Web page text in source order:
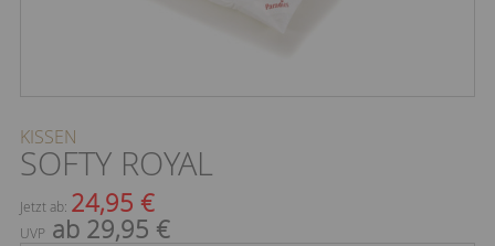
KISSEN
SOFTY ROYAL
Jetzt ab: 24,95 €
UVP ab 29,95 €